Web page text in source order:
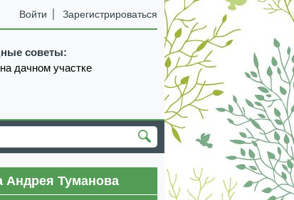
Войти Зарегистрироваться
советы:
дачном участке
Андрея Туманова